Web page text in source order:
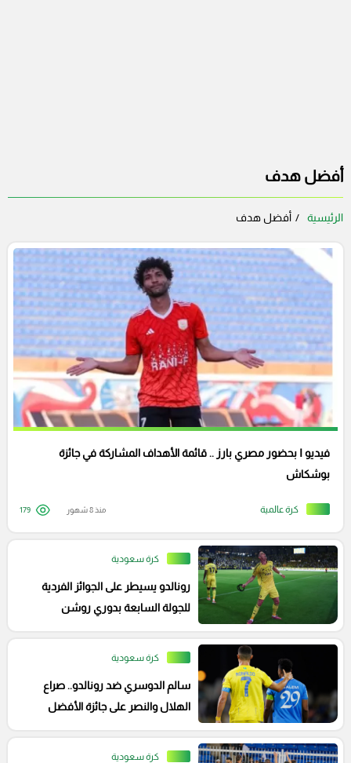
أفضل هدف
الرئيسية أفضل هدف
كرة عالمية
فيديو I بحضور مصري بارز .. قائمة الأهداف المشاركة في جائزة
بوشكاش
منذ 8 شهور 179
كرة سعودية
رونالدو يسيطر على الجوائز الفردية
للجولة السابعة بدوري روشن
كرة سعودية
سالم الدوسري ضد رونالدو.. صراع
الهلال والنصر على جائزة الأفضل
كرة سعودية